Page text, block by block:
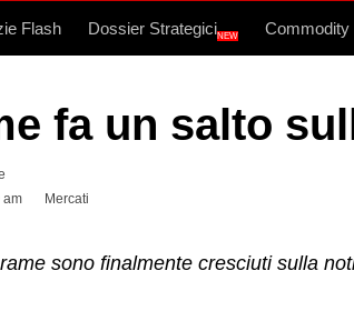
Flash Dossier StrategiciNEW Commodity
fa un salto
am
Mercati
sono finalmente cresciuti sulla